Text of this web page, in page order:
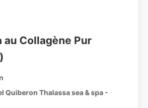
au Collagène Pur
Quiberon Thalassa sea & spa -